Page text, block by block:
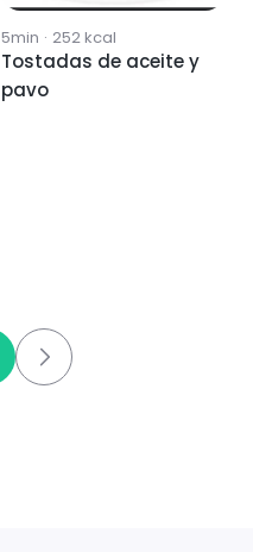
5min · 252kcal
Tostadas de aceite y
pavo